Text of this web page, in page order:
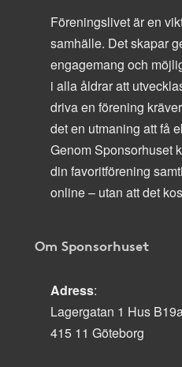
Föreningslivet är en
samhälle. Det skapar
engagemang och
i alla åldrar att
driva en förening
det en utmaning att få
Genom Sponsorhuset
din favoritförening
online – utan att det
Om Sponsorhuset
Adress:
Lagergatan 1 Hus
415 11 Göteborg